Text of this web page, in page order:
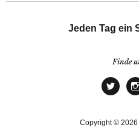
Jeden Tag ein
Finde
Copyright © 2026